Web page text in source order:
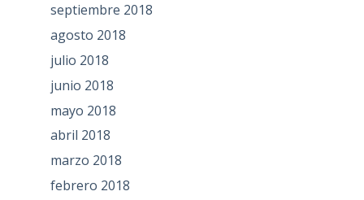
septiembre 2018
agosto 2018
julio 2018
junio 2018
mayo 2018
abril 2018
marzo 2018
febrero 2018